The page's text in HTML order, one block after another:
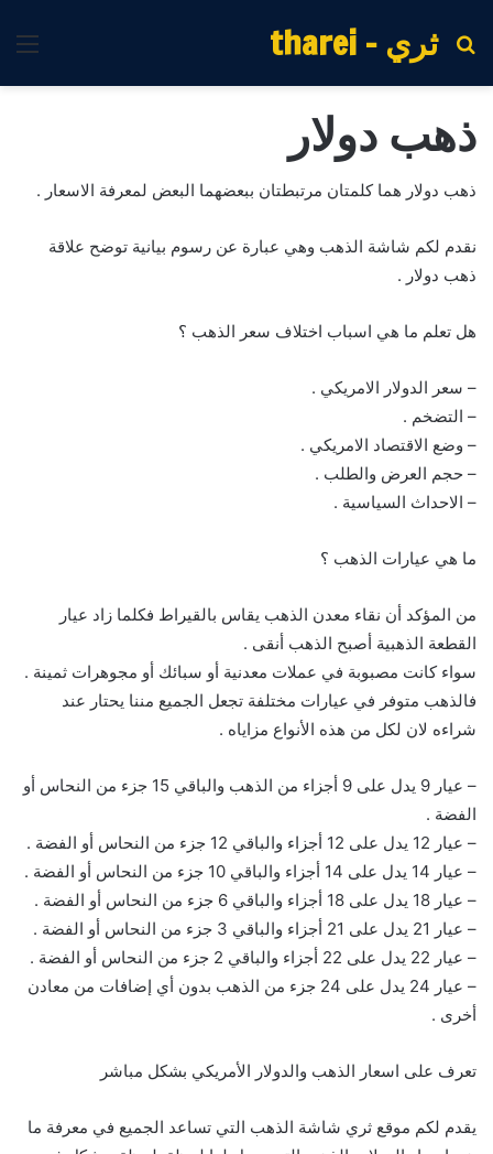
ثري - tharei
بحث
ذهب دولار
ذهب دولار هما كلمتان مرتبطتان ببعضهما البعض لمعرفة الاسعار .
نقدم لكم شاشة الذهب وهي عبارة عن رسوم بيانية توضح علاقة
ذهب دولار .
هل تعلم ما هي اسباب اختلاف سعر الذهب ؟
– سعر الدولار الامريكي .
– التضخم .
– وضع الاقتصاد الامريكي .
– حجم العرض والطلب .
– الاحداث السياسية .
ما هي عيارات الذهب ؟
من المؤكد أن نقاء معدن الذهب يقاس بالقيراط فكلما زاد عيار
القطعة الذهبية أصبح الذهب أنقى .
سواء كانت مصبوبة في عملات معدنية أو سبائك أو مجوهرات ثمينة .
فالذهب متوفر في عيارات مختلفة تجعل الجميع مننا يحتار عند
شراءه لان لكل من هذه الأنواع مزاياه .
– عيار 9 يدل على 9 أجزاء من الذهب والباقي 15 جزء من النحاس أو
الفضة .
– عيار 12 يدل على 12 أجزاء والباقي 12 جزء من النحاس أو الفضة .
– عيار 14 يدل على 14 أجزاء والباقي 10 جزء من النحاس أو الفضة .
– عيار 18 يدل على 18 أجزاء والباقي 6 جزء من النحاس أو الفضة .
– عيار 21 يدل على 21 أجزاء والباقي 3 جزء من النحاس أو الفضة .
– عيار 22 يدل على 22 أجزاء والباقي 2 جزء من النحاس أو الفضة .
– عيار 24 يدل على 24 جزء من الذهب بدون أي إضافات من معادن
أخرى .
تعرف على اسعار الذهب والدولار الأمريكي بشكل مباشر
يقدم لكم موقع ثري شاشة الذهب التي تساعد الجميع في معرفة ما